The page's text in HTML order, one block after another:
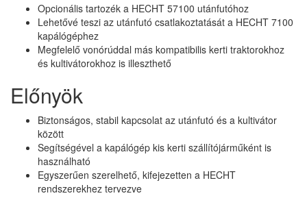
Opcionális tartozék a HECHT 57100 utánfutóhoz
Lehetővé teszi az utánfutó csatlakoztatását a HECHT 7100
kapálógéphez
Megfelelő vonórúddal más kompatibilis kerti traktorokhoz
és kultivátorokhoz is illeszthető
Előnyök
Biztonságos, stabil kapcsolat az utánfutó és a kultivátor
között
Segítségével a kapálógép kis kerti szállítójárműként is
használható
Egyszerűen szerelhető, kifejezetten a HECHT
rendszerekhez tervezve